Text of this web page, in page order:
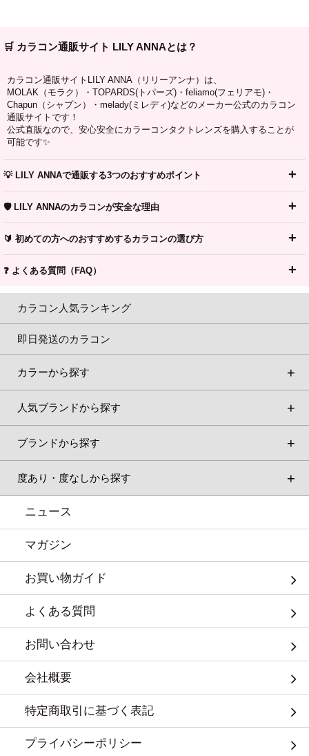
🛒 カラコン通販サイト LILY ANNAとは？
カラコン通販サイトLILY ANNA（リリーアンナ）は、
MOLAK（モラク）・TOPARDS(トパーズ)・feliamo(フェリアモ)・
Chapun（シャプン）・melady(ミレディ)などのメーカー公式のカラコン
通販サイトです！
公式直販なので、安心安全にカラーコンタクトレンズを購入することが
可能です✨
💡 LILY ANNAで通販する3つのおすすめポイント
🛡️ LILY ANNAのカラコンが安全な理由
🔰 初めての方へのおすすめするカラコンの選び方
❓ よくある質問（FAQ）
カラコン人気ランキング
即日発送のカラコン
カラーから探す
人気ブランドから探す
ブランドから探す
度あり・度なしから探す
ニュース
マガジン
お買い物ガイド
よくある質問
お問い合わせ
会社概要
特定商取引に基づく表記
プライバシーポリシー